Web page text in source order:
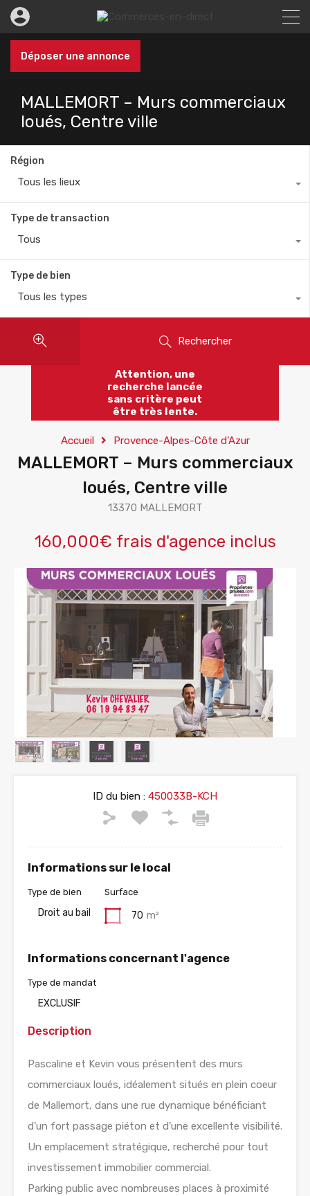
Déposer une annonce
MALLEMORT – Murs commerciaux
loués, Centre ville
Région
Tous les lieux
Type de transaction
Tous
Type de bien
Tous les types
Rechercher
Attention, une
recherche lancée
sans critère peut
être très lente.
Accueil Provence-Alpes-Côte d’Azur
MALLEMORT – Murs commerciaux
loués, Centre ville
13370 MALLEMORT
160,000€ frais d'agence inclus
ID du bien : 450033B-KCH
Informations sur le local
Type de bien
Droit au bail
Surface
70 m²
Informations concernant l'agence
Type de mandat
EXCLUSIF
Description
Pascaline et Kevin vous présentent des murs
commerciaux loués, idéalement situés en plein coeur
de Mallemort, dans une rue dynamique bénéficiant
d’un fort passage piéton et d’une excellente visibilité.
Un emplacement stratégique, recherché pour tout
investissement immobilier commercial.
Parking public avec nombreuses places à proximité